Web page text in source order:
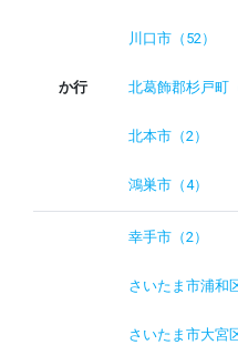
か行
川口市（52）
北葛飾郡杉戸町
北本市（2）
鴻巣市（4）
幸手市（2）
さいたま市浦和
さいたま市大宮